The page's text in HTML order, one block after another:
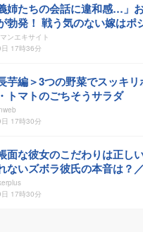
義姉たちの会話に違和感…」
勃発！ 戦う気のない嫁はポ
ンエキサイト
17時36分
芋編＞3つの野菜でスッキ
トマトのごちそうサラダ
17時30分
面な彼女のこだわりは正し
ないズボラ彼氏の本音は？
がマッチングアプリで幸せを
17時30分